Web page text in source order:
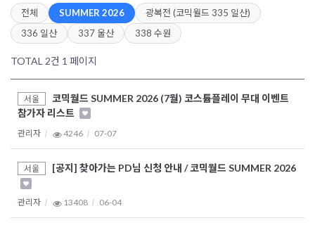
전체 SUMMER 2026
광복전 (코믹월드 335 일산)
336 일산
337 울산 338 수원
TOTAL 2건 1 페이지
서울
코믹월드 SUMMER 2026 (7월) 코스튬플레이 무대 이벤트
참가자 리스트
관리자 4246 07-07
서울 [공지] 찾아가는 PD님 신청 안내 / 코믹월드 SUMMER 2026
관리자 13408 06-04